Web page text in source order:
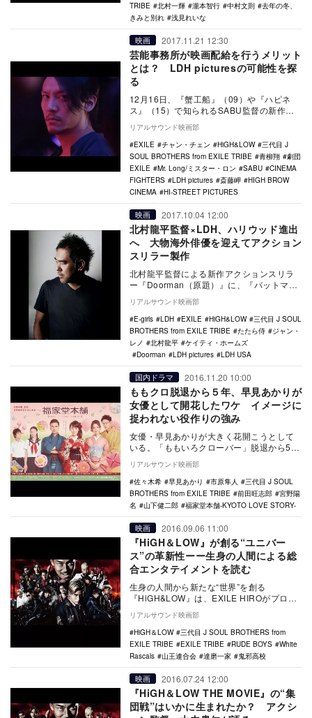
TRIBE
北村一輝 瀧本智行 中村文則
去年の冬、
きみと別れ
浅見れいな
映画 2017.11.21 12:30
芸能事務所が映画配給を行うメリット
とは？ LDH picturesの可能性を探
る
12月16日、『蟹工船』（09）や『ハピネ
ス』（15）で知られるSABU監督の新作映
画『Mr.Long/ミスター・ロン』が公開さ…
リアルサウンド映画部
EXILE
チャン・チェン HiGH&LOW
三代目 J
SOUL BROTHERS from EXILE TRIBE
青柳翔
劇団
EXILE
Mr. Long/ミスター・ロン SABU
CINEMA
FIGHTERS
LDH pictures 斎藤岬
HIGH BROW
CINEMA
HI-STREET PICTURES
映画 2017.10.04 12:00
北村龍平監督×LDH、ハリウッド進出
へ 大物海外俳優を迎えてアクション
スリラー製作
北村龍平監督による新作アクションスリラ
ー『Doorman（原題）』に、『バットマン
ビギンズ』のケイティ・ホームズと『レオ
ン』の…
リアルサウンド映画部
E-girls
LDH EXILE HiGH&LOW
三代目 J SOUL
BROTHERS from EXILE TRIBE
たたら侍
ジャン・
レノ
北村龍平
ケイティ・ホームズ
Doorman
LDH pictures LDH USA
国内ドラマ 2016.11.20 10:00
ももクロ脱退から５年、早見あかりが
女優として開花したワケ イメージに
捉われない役作りの強み
女優・早見あかりが大きく花開こうとして
いる。「ももいろクローバー」脱退から5年
が経過し、数年前はお決まりだった“元・も
もクロ”の…
リアルサウンド映画部
佐々木希
早見あかり 市原隼人
三代目 J SOUL
BROTHERS from EXILE TRIBE
前田旺志郎
宮野陽
名
山下健二郎 福家堂本舗-KYOTO LOVE STORY-
映画 2016.09.06 11:00
『HiGH＆LOW』が創る“ユニバー
ス”の革新性ーー生身の人間による総
合エンタテイメントを読む
生身の人間から新たな“世界”を創る
『HiGH&LOW』は、EXILE HIROがプロデ
ュースし、音楽アルバム『HiGH…
リアルサウンド映画部
HiGH＆LOW
三代目 J SOUL BROTHERS from
EXILE TRIBE
EXILE TRIBE RUDE BOYS
White
Rascals
山王連合会 達磨一家 鬼邪高校
映画 2016.07.24 12:00
『HiGH＆LOW THE MOVIE』の“集
団戦”はいかに生まれたか？ アクシ